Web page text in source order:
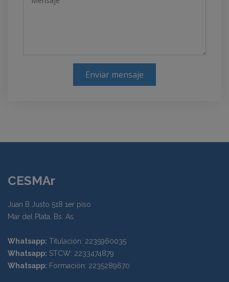
Enviar mensaje
CESMAr
Juan B Justo 518 1er piso
Mar del Plata, Bs. As.
Whatsapp: Titulación: 2235960035
Whatsapp: STCW: 2233474879
Whatsapp: Formación: 2235289670